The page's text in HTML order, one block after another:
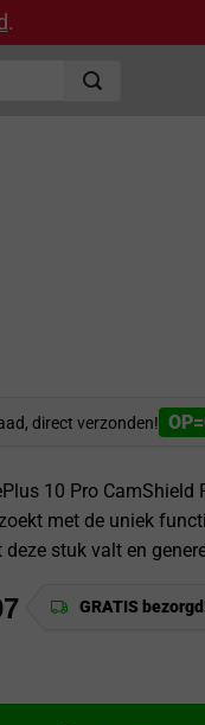
.
direct verzonden!
10 Pro CamShield
met de uniek
deze stuk valt en
GRATIS
10T Hoesje CamShield Pro